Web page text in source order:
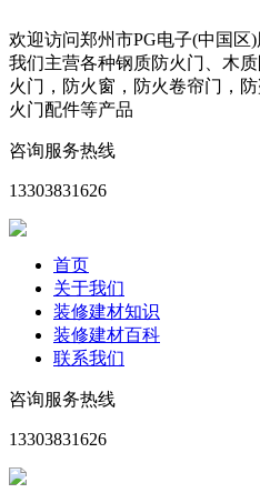
欢迎访问郑州市PG电子(中国区
我们主营各种钢质防火门、木
火门，防火窗，防火卷帘门，
火门配件等产品
咨询服务热线
13303831626
首页
关于我们
装修建材知识
装修建材百科
联系我们
咨询服务热线
13303831626